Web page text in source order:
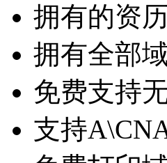
拥有的资
拥有全部
免费支持
支持